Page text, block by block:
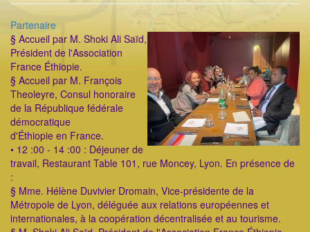
Catégorie
Partenaire
ImageenAvant
§ Accueil par M. Shoki Ali Saïd,
Président de l'Association
France Éthiopie.
§ Accueil par M. François
Theoleyre, Consul honoraire
de la République fédérale
démocratique
d'Éthiopie en France.
• 12 :00 - 14 :00 : Déjeuner de
travail, Restaurant Table 101, rue Moncey, Lyon. En présence de
:
§ Mme. Hélène Duvivier Dromain, Vice-présidente de la
Métropole de Lyon, déléguée aux relations européennes et
internationales, à la coopération décentralisée et au tourisme.